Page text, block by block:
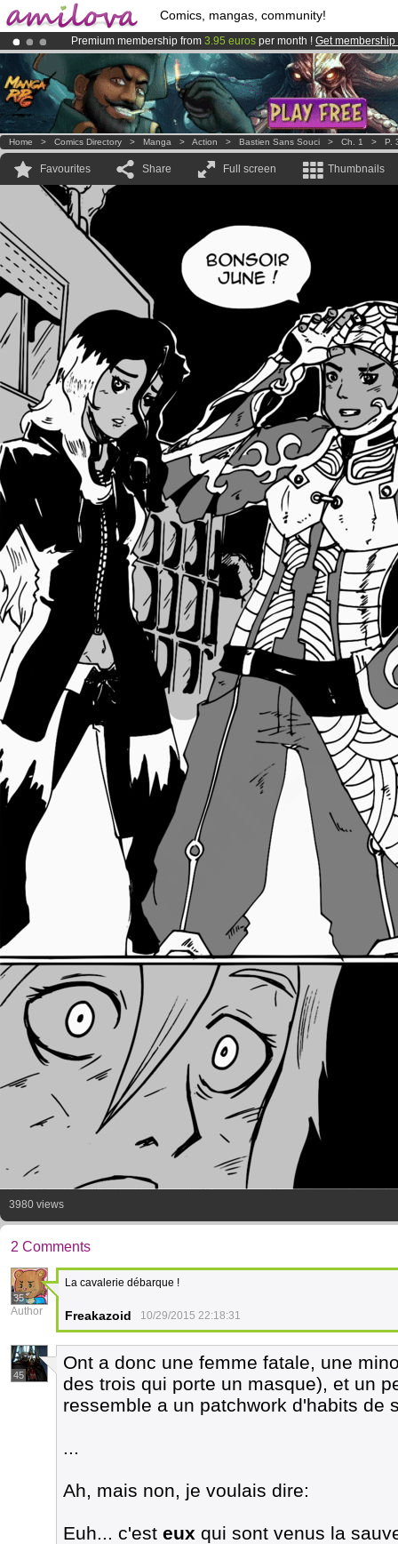
Comics, mangas, community!
Premium membership from 3.95 euros per month ! Get membership
Already 134393membersand 1208comics & mangas!.
AmilovaKickstarter is now LIVE!.
Home > Comics Directory > Manga > Action > Bastien Sans Souci > Ch. 1 > P.
Favourites Share Full screen Thumbnails
3980 views
2 Comments
35
Author
La cavalerie débarque !
Freakazoid 10/29/2015 22:18:31
45
Ont a donc une femme fatale, une
des trois qui porte un masque), et un
ressemble a un patchwork d'habits de
...
Ah, mais non, je voulais dire:
Euh... c'est eux qui sont venus la